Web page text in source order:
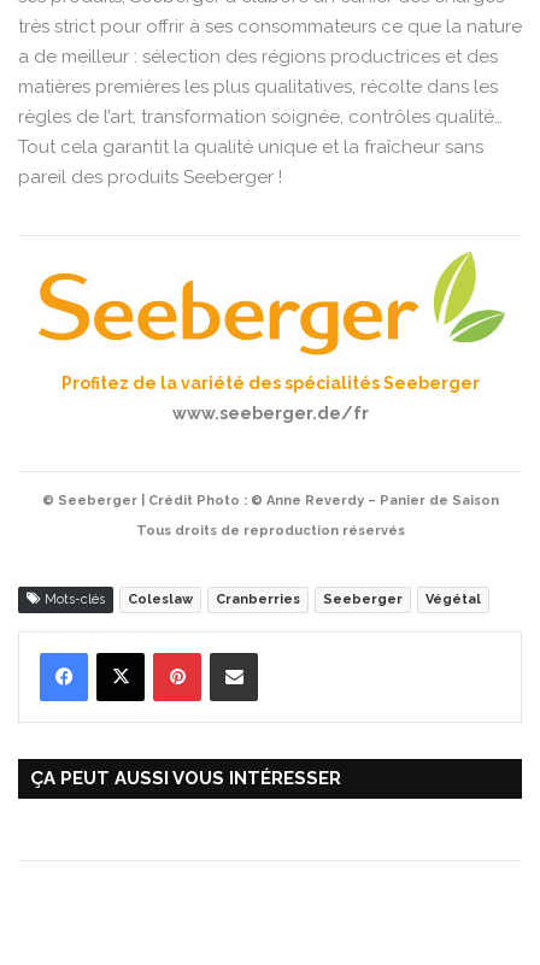
très strict pour offrir à ses consommateurs ce que la nature
a de meilleur : sélection des régions productrices et des
matières premières les plus qualitatives, récolte dans les
règles de l’art, transformation soignée, contrôles qualité…
Tout cela garantit la qualité unique et la fraîcheur sans
pareil des produits Seeberger !
Profitez de la variété des spécialités Seeberger
www.seeberger.de/fr
© Seeberger | Crédit Photo : © Anne Reverdy – Panier de Saison
Tous droits de reproduction réservés
Mots-clés Coleslaw Cranberries Seeberger Végétal
ÇA PEUT AUSSI VOUS INTÉRESSER